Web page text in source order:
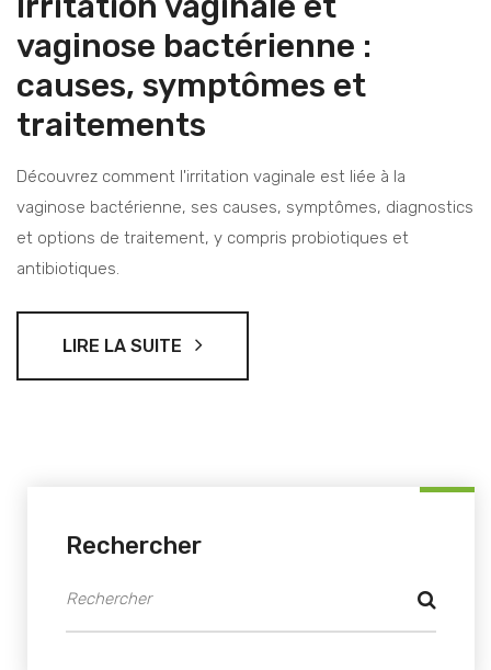
vaginose bactérienne :
causes, symptômes et
traitements
Découvrez comment l'irritation vaginale est liée à la
vaginose bactérienne, ses causes, symptômes, diagnostics
et options de traitement, y compris probiotiques et
antibiotiques.
LIRE LA SUITE
Rechercher